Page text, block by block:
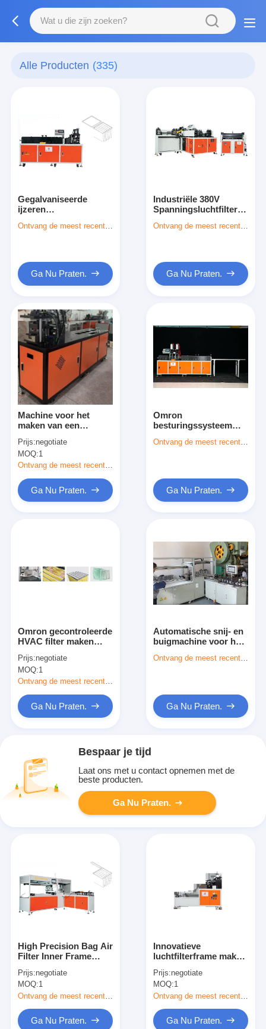
Alle Producten (335)
Gegalvaniseerde
ijzeren
stuks/min
Ontvang de meest recente Prijs
Ga Nu Praten.
Industriële 380V
Spanningsluchtfilter
aangedreven door
Ontvang de meest recente Prijs
Ga Nu Praten.
Machine voor het
maken van een
luchtfilterraam met
snijbuig
Prijs:negotiate
MOQ:1
Ontvang de meest recente Prijs
Ga Nu Praten.
Omron
besturingssysteem
Machining Machine
Ontvang de meest recente Prijs
Ga Nu Praten.
Omron gecontroleerde
HVAC filter maken
12pcs/min Capaciteit
Prijs:negotiate
MOQ:1
Ontvang de meest recente Prijs
Ga Nu Praten.
Automatische snij- en
buigmachine voor het
luchtfilterframe
Ontvang de meest recente Prijs
Ga Nu Praten.
Bespaar je tijd
Laat ons met u contact opnemen met de
beste producten.
Ga Nu Praten.
High Precision Bag Air
Filter Inner Frame
Aanpasbaar
Prijs:negotiate
MOQ:1
Ontvang de meest recente Prijs
Ga Nu Praten.
Innovatieve
luchtfilterframe maker
en efficiëntie
Prijs:negotiate
MOQ:1
Ga Nu Praten.